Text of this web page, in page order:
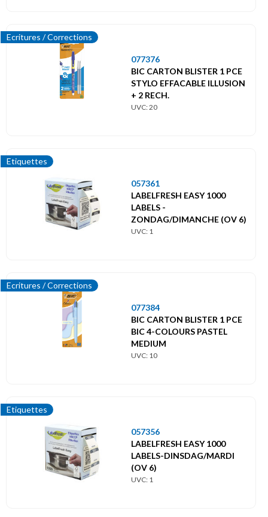
Ecritures / Corrections
077376
BIC CARTON BLISTER 1 PCE
STYLO EFFACABLE ILLUSION
+ 2 RECH.
UVC: 20
Etiquettes
057361
LABELFRESH EASY 1000
LABELS -
ZONDAG/DIMANCHE (OV 6)
UVC: 1
Ecritures / Corrections
077384
BIC CARTON BLISTER 1 PCE
BIC 4-COLOURS PASTEL
MEDIUM
UVC: 10
Etiquettes
057356
LABELFRESH EASY 1000
LABELS-DINSDAG/MARDI
(OV 6)
UVC: 1